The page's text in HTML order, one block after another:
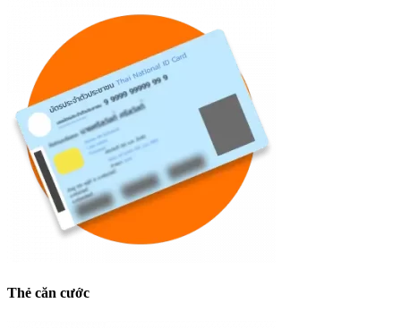
Thẻ căn cước